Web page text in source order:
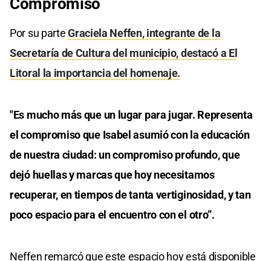
Por su parteGraciela Neffen, integrante de la
Secretaría de Cultura del municipio, destacó a El
Litoral la importancia del homenaje.
"Es mucho más que un lugar para jugar. Representa
el compromiso que Isabel asumió con la educación
de nuestra ciudad: un compromiso profundo, que
dejó huellas y marcas que hoy necesitamos
recuperar, en tiempos de tanta vertiginosidad, y tan
poco espacio para el encuentro con el otro”.
Neffen remarcó que este espacio hoy está disponible